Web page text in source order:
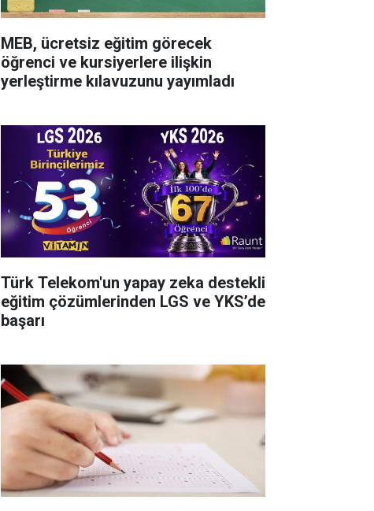
MEB, ücretsiz eğitim görecek
öğrenci ve kursiyerlere ilişkin
yerleştirme kılavuzunu yayımladı
Türk Telekom'un yapay zeka destekli
eğitim çözümlerinden LGS ve YKS’de
başarı